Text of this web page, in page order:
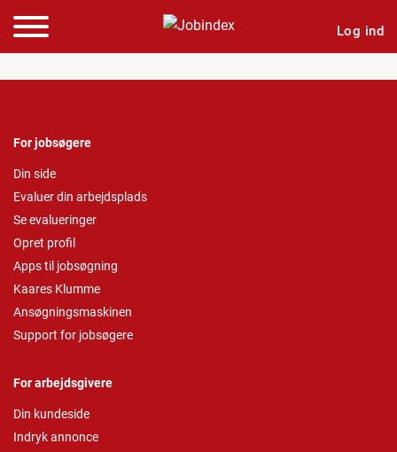
Log ind
For jobsøgere
Din side
Evaluer din arbejdsplads
Se evalueringer
Opret profil
Apps til jobsøgning
Kaares Klumme
Ansøgningsmaskinen
Support for jobsøgere
For arbejdsgivere
Din kundeside
Indryk annonce